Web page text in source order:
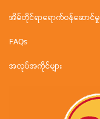
အိမ်တိုင်ရာရောက်ဝန်ဆောင်မှု
FAQs
အလုပ်အကိုင်များ